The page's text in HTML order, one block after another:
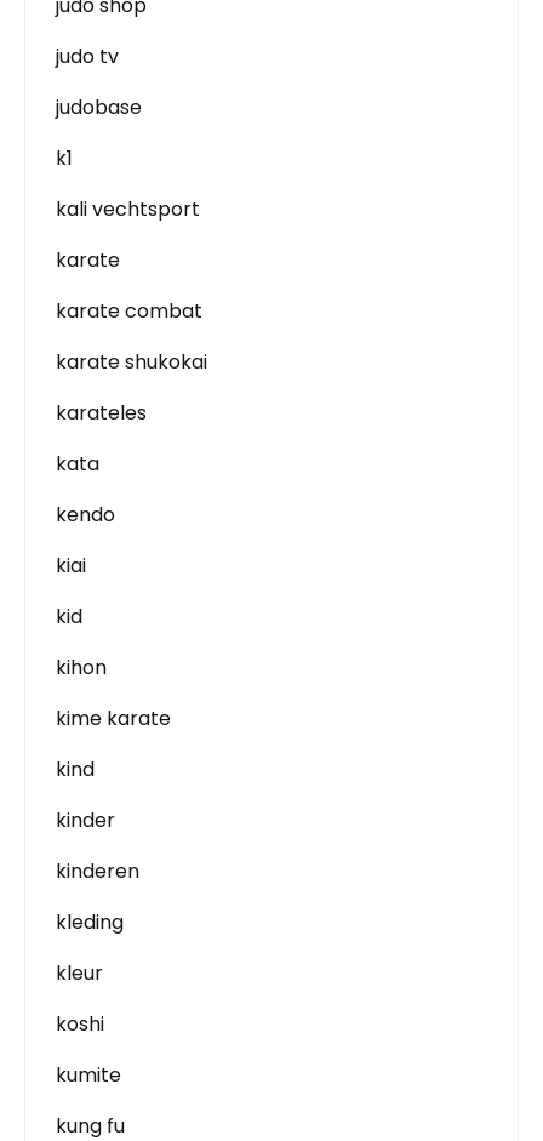
judo tv
judobase
k1
kali vechtsport
karate
karate combat
karate shukokai
karateles
kata
kendo
kiai
kid
kihon
kime karate
kind
kinder
kinderen
kleding
kleur
koshi
kumite
kung fu